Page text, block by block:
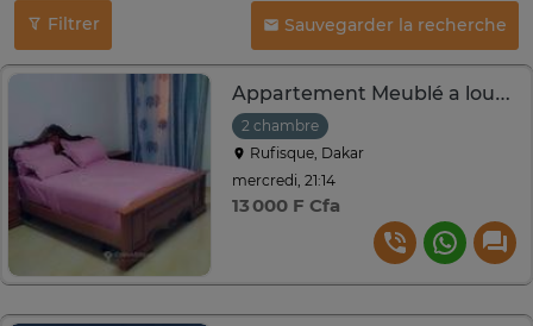
Filtrer Sauvegarder la recherche
Appartement Meublé a louer à rufisque
2 chambre
Rufisque, Dakar
mercredi, 21:14
13 000 F Cfa